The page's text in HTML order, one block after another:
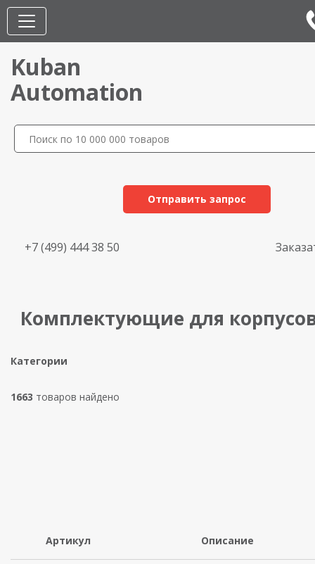
Kuban
Automation
Отправить запрос
+7 (499) 444 38 50
Комплектующие для
Категории
1663 товаров найдено
Артикул Описание